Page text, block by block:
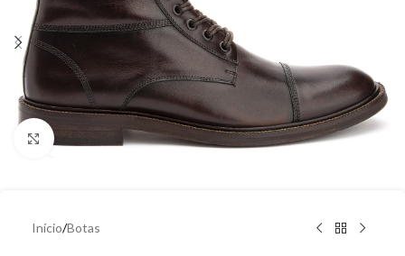
Clique para ampliar
Início/Botas